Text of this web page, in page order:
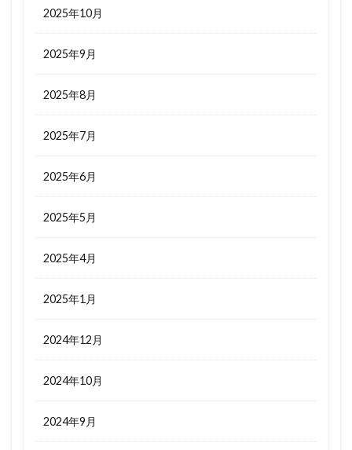
2025年10月
2025年9月
2025年8月
2025年7月
2025年6月
2025年5月
2025年4月
2025年1月
2024年12月
2024年10月
2024年9月